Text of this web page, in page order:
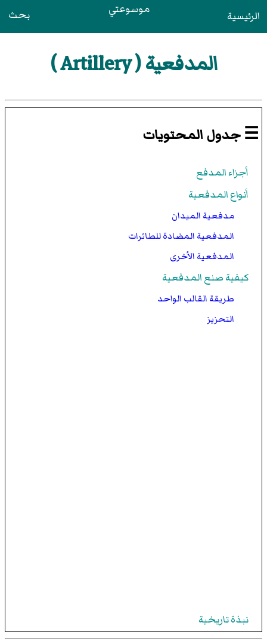
الرئيسية موسوعتي بحث
المدفعية ( Artillery )
☰ جدول المحتويات
أجزاء المدفع
أنواع المدفعية
مدفعية الميدان
المدفعية المضادة للطائرات
المدفعية الأخرى
كيفية صنع المدفعية
طريقة القالب الواحد
التحزيز
نبذة تاريخية